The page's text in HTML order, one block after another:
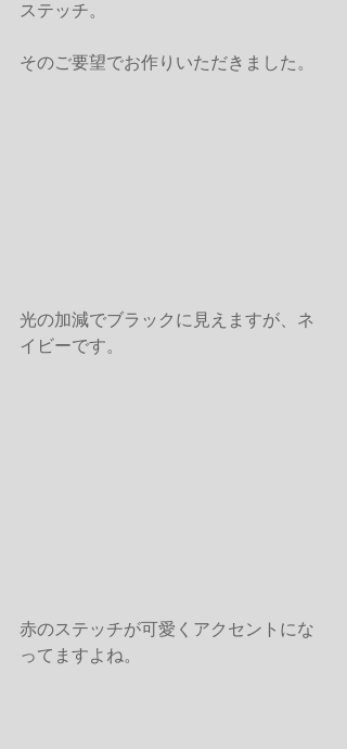
ステッチ。
そのご要望でお作りいただきました。
光の加減でブラックに見えますが、ネ
イビーです。
赤のステッチが可愛くアクセントにな
ってますよね。